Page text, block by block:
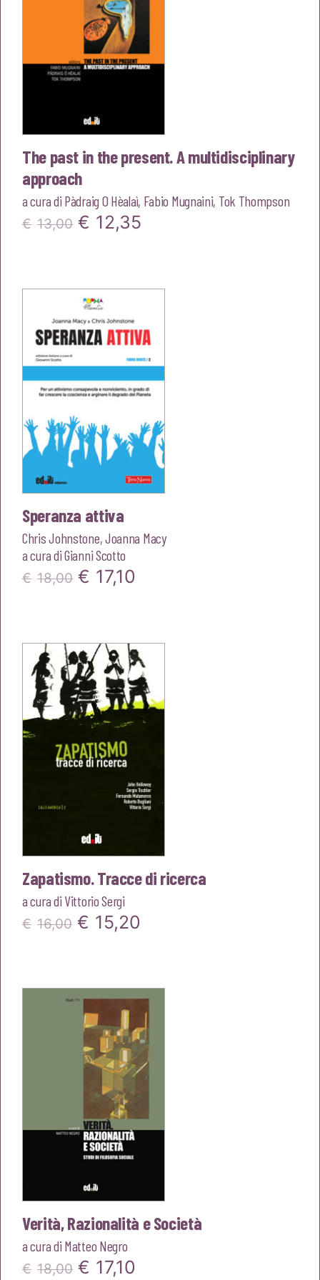
The past in the present. A multidisciplinary
approach
a cura di Pàdraig O Hèalaì, Fabio Mugnaini, Tok Thompson
€ 13,00 Il
era:
€13,00.
€ 12,35
€12,35.
Speranza attiva
Chris Johnstone,Joanna Macy
a cura diGianni Scotto
€ 18,00 Il
era:
€18,00.
€ 17,10
è:
€17,10.
Zapatismo. Tracce di ricerca
a cura di Vittorio Sergi
€ 16,00 Il
era:
€16,00.
€ 15,20
è:
€15,20.
Verità, Razionalità e Società
a cura di Matteo Negro
€ 18,00 Il
€ 17,10